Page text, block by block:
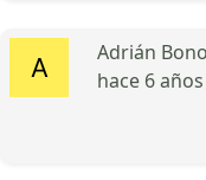
Adrián Bono
hace 6